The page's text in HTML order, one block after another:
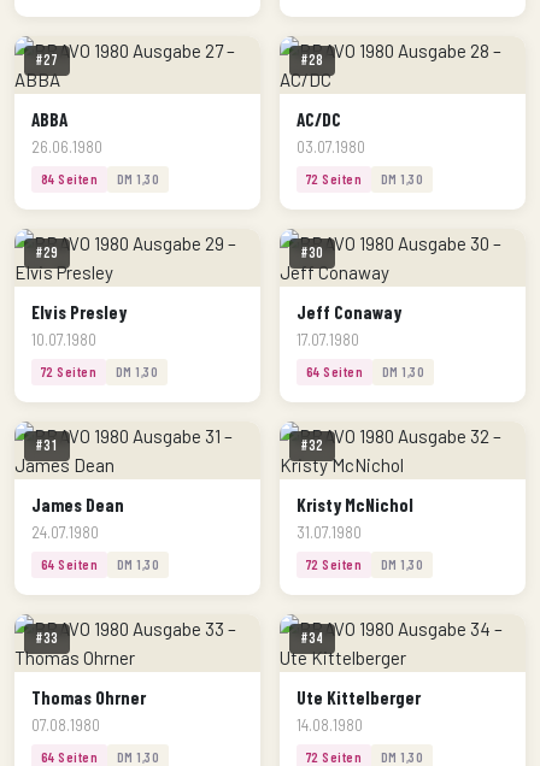
#27
ABBA
26.06.1980
84 Seiten DM 1,30
#28
AC/DC
03.07.1980
72 Seiten DM 1,30
#29
Elvis Presley
10.07.1980
72 Seiten DM 1,30
#30
Jeff Conaway
17.07.1980
64 Seiten DM 1,30
#31
James Dean
24.07.1980
64 Seiten DM 1,30
#32
Kristy McNichol
31.07.1980
72 Seiten DM 1,30
#33
Thomas Ohrner
07.08.1980
64 Seiten DM 1,30
#34
Ute Kittelberger
14.08.1980
72 Seiten DM 1,30